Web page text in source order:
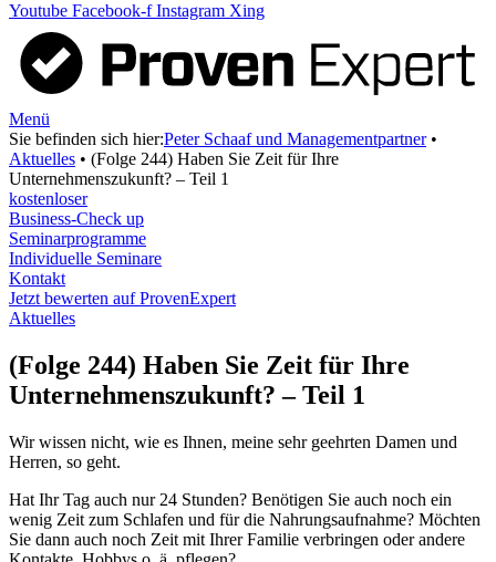
Youtube Facebook-f Instagram Xing
Menü
Sie befinden sich hier:Peter Schaaf und Managementpartner•
Aktuelles • (Folge 244) Haben Sie Zeit für Ihre
Unternehmenszukunft? – Teil 1
kostenloser
Business-Check up
Seminarprogramme
Individuelle Seminare
Kontakt
Jetzt bewerten auf ProvenExpert
Aktuelles
(Folge 244) Haben Sie Zeit für Ihre
Unternehmenszukunft? – Teil 1
Wir wissen nicht, wie es Ihnen, meine sehr geehrten Damen und
Herren, so geht.
Hat Ihr Tag auch nur 24 Stunden? Benötigen Sie auch noch ein
wenig Zeit zum Schlafen und für die Nahrungsaufnahme? Möchten
Sie dann auch noch Zeit mit Ihrer Familie verbringen oder andere